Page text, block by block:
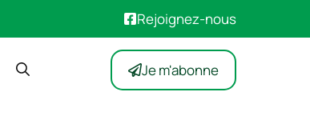
Rejoignez-nous
Je m'abonne